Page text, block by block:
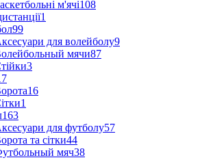
м'ячі108
1
99
для волейболу9
мячи87
3
16
1
163
для футболу57
та сітки44
мяч38